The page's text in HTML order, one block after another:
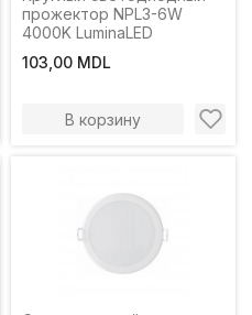
прожектор NPL3-6W
4000K LuminaLED
103,00 MDL
В корзину